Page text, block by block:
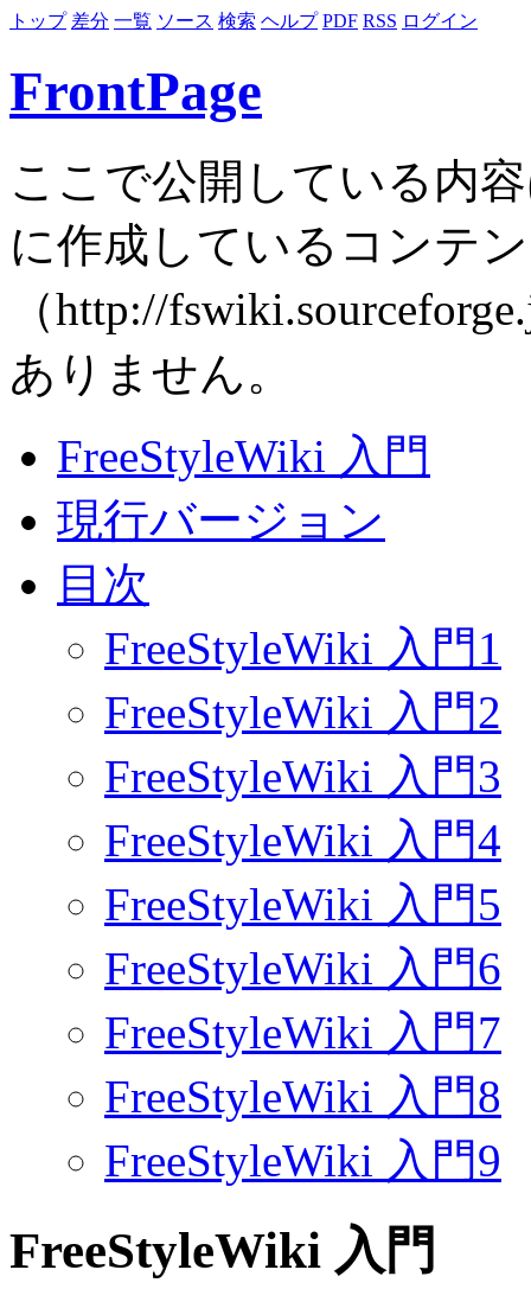
トップ 差分 一覧 ソース 検索 ヘルプ PDF RSS ログイン
FrontPage
ここで公開している内
に作成しているコンテ
（http://
ありません。
FreeStyleWiki 入門
現行バージョン
目次
FreeStyleWiki 入門1
FreeStyleWiki 入門2
FreeStyleWiki 入門3
FreeStyleWiki 入門4
FreeStyleWiki 入門5
FreeStyleWiki 入門6
FreeStyleWiki 入門7
FreeStyleWiki 入門8
FreeStyleWiki 入門9
FreeStyleWiki 入門